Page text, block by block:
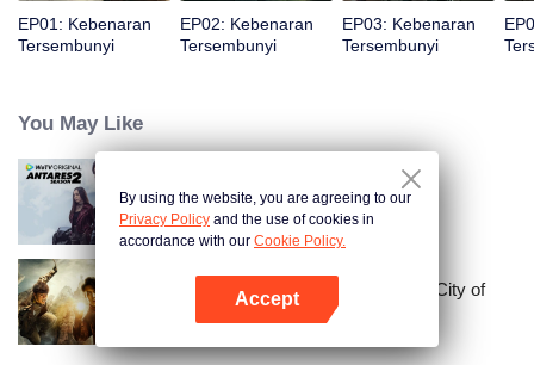
EP01: Kebenaran
Tersembunyi
EP02: Kebenaran
Tersembunyi
EP03: Kebenaran
Tersembunyi
You May Like
Antares S2
Candle in the Tomb: the Ancient City of
By using the website, you are agreeing to our
Privacy Policy and the use of cookies in
accordance with our Cookie Policy.
Accept